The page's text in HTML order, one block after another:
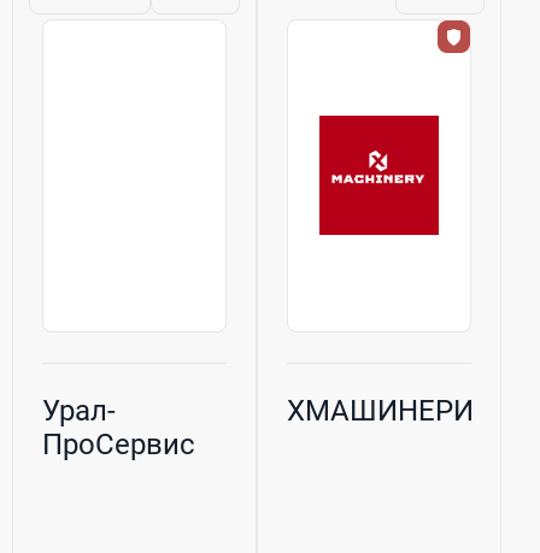
ноутбуков и
и минимизировать
простой техники
Урал-
ПроСервис
ХМАШИНЕРИ